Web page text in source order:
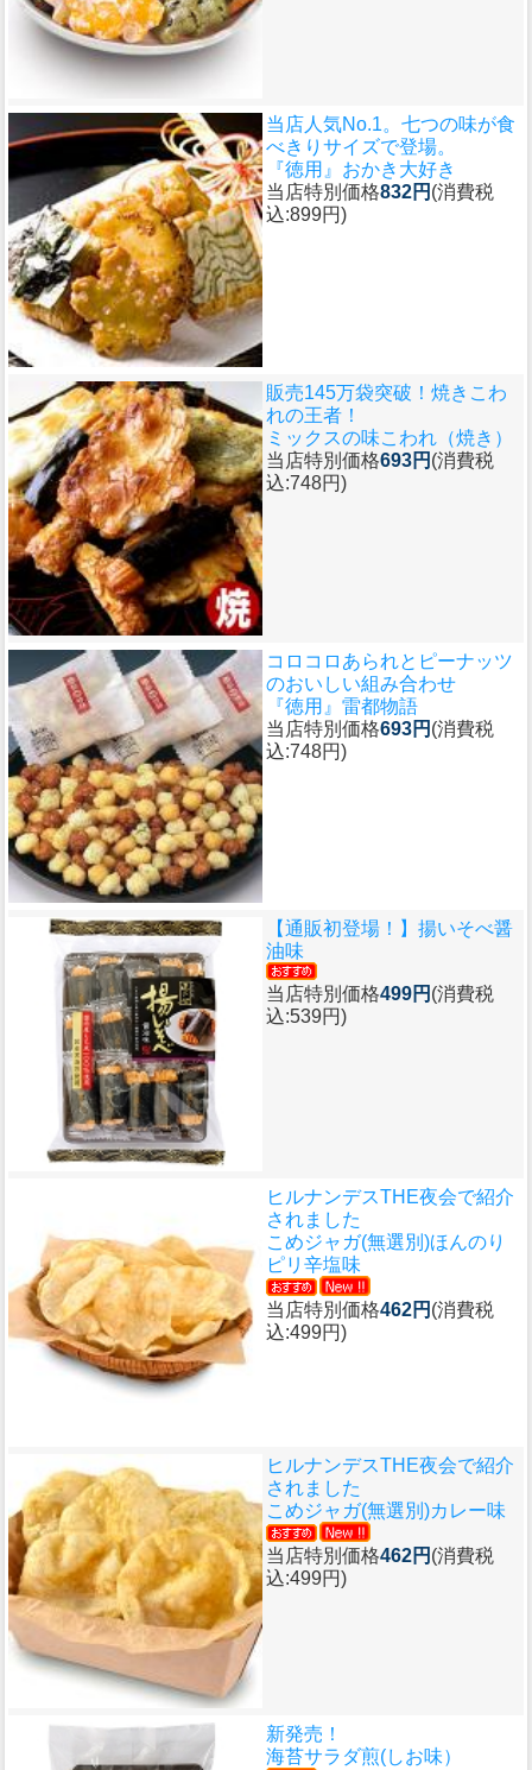
当店人気No.1。七つの味が食
べきりサイズで登場。
『徳用』おかき大好き
当店特別価格832円 (消費税
込:899円)
販売145万袋突破！焼きこわ
れの王者！
ミックスの味こわれ（焼き）
当店特別価格693円 (消費税
込:748円)
コロコロあられとピーナッツ
のおいしい組み合わせ
『徳用』雷都物語
当店特別価格693円 (消費税
込:748円)
【通販初登場！】 揚いそべ醤
油味
当店特別価格499円 (消費税
込:539円)
ヒルナンデスTHE夜会で紹介
されました
こめジャガ(無選別)ほんのり
ピリ辛塩味
当店特別価格462円 (消費税
込:499円)
ヒルナンデスTHE夜会で紹介
されました
こめジャガ(無選別)カレー味
当店特別価格462円 (消費税
込:499円)
新発売！
海苔サラダ煎(しお味）